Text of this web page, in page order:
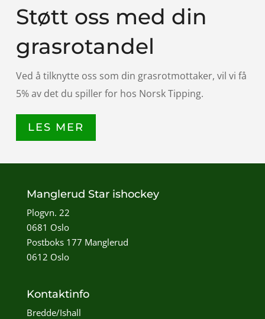
Støtt oss med din
grasrotandel
Ved å tilknytte oss som din grasrotmottaker, vil vi få
5% av det du spiller for hos Norsk Tipping.
LES MER
Manglerud Star ishockey
Plogvn. 22
0681 Oslo
Postboks 177 Manglerud
0612 Oslo
Kontaktinfo
Bredde/Ishall